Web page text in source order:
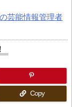
芸能情報管理者
Copy